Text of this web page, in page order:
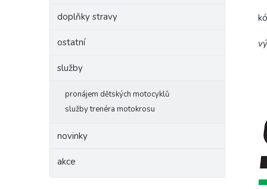
doplňky stravy
ostatní
služby
pronájem dětských motocyklů
služby trenéra motokrosu
novinky
akce